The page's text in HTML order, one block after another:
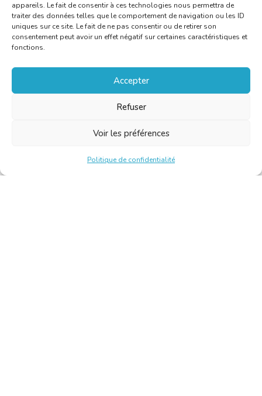
appareils. Le fait de consentir à ces technologies nous permettra de
traiter des données telles que le comportement de navigation ou les ID
uniques sur ce site. Le fait de ne pas consentir ou de retirer son
consentement peut avoir un effet négatif sur certaines caractéristiques et
fonctions.
Accepter
Refuser
Voir les préférences
Politique de confidentialité